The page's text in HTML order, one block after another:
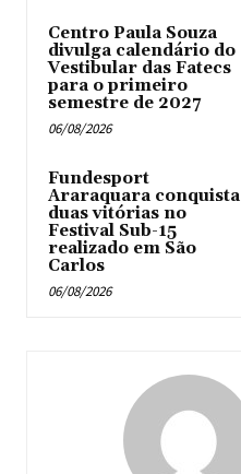
Centro Paula Souza
divulga calendário do
Vestibular das Fatecs
para o primeiro
semestre de 2027
06/08/2026
Fundesport
Araraquara conquista
duas vitórias no
Festival Sub-15
realizado em São
Carlos
06/08/2026